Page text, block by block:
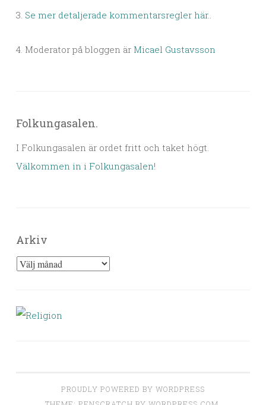
3. Se mer detaljerade kommentarsregler här..
4. Moderator på bloggen är Micael Gustavsson
Folkungasalen.
I Folkungasalen är ordet fritt och taket högt.
Välkommen in i Folkungasalen!
Arkiv
Arkiv
PROUDLY POWERED BY WORDPRESS